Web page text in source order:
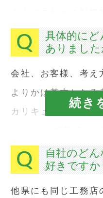
どを通じ、会社や
本的な考え方を身
具体的に
ありまし
会社、お客様、考え
よりかは基本となる
カリキュラムとして
長や経営幹部とじ
め、非常に勉強にな
続き
自社のど
好きですか
他県にも同じ工務店